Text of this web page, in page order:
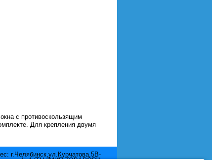
с противоскользящим
Для крепления двумя
г.Челябинск,ул.Курчатова,5В-